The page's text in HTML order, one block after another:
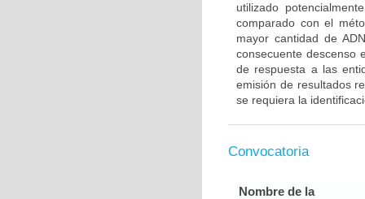
utilizado
comparado con el
mayor cantidad de
consecuente descenso
de respuesta a las
emisión de resultados
se requiera la
Convocatoria
Nombre de la